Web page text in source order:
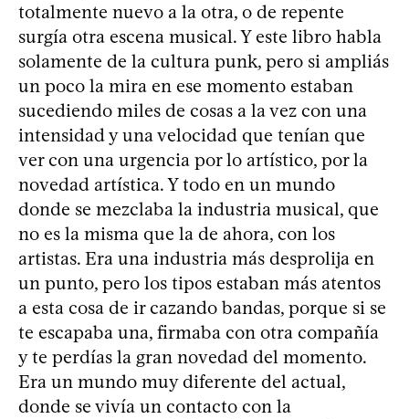
totalmente nuevo a la otra, o de repente
surgía otra escena musical. Y este libro habla
solamente de la cultura punk, pero si ampliás
un poco la mira en ese momento estaban
sucediendo miles de cosas a la vez con una
intensidad y una velocidad que tenían que
ver con una urgencia por lo artístico, por la
novedad artística. Y todo en un mundo
donde se mezclaba la industria musical, que
no es la misma que la de ahora, con los
artistas. Era una industria más desprolija en
un punto, pero los tipos estaban más atentos
a esta cosa de ir cazando bandas, porque si se
te escapaba una, firmaba con otra compañía
y te perdías la gran novedad del momento.
Era un mundo muy diferente del actual,
donde se vivía un contacto con la